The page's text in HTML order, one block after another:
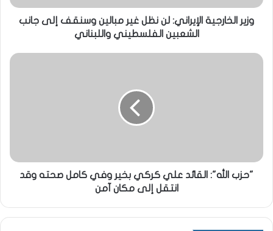
وزير الخارجية الإيراني: لن نظل غير مبالين وسنقف إلى جانب
الشعبين الفلسطيني واللبناني
"حزب الله": القائد علي كركي بخير وفي كامل صحته وقد
انتقل إلى مكان آمن